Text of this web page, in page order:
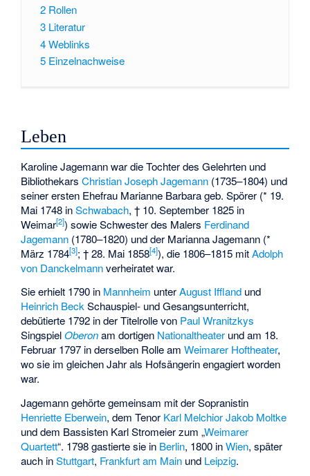
2 Rollen
3 Literatur
4Weblinks
5 Einzelnachweise
Leben
Karoline Jagemann war die Tochter des Gelehrten und
BibliothekarsChristian Joseph Jagemann (1735–1804) und
seiner ersten Ehefrau Marianne Barbara geb. Spörer (* 19.
Mai 1748 inSchwabach, † 10. September 1825 in
Weimar[2]) sowie Schwester des Malers Ferdinand
Jagemann (1780–1820) und der Marianna Jagemann (*
März 1784[3]; † 28. Mai 1858[4]), die 1806‒1815 mitAdolph
von Danckelmannverheiratet war.
Sie erhielt 1790 in Mannheim unterAugust Iffland und
Heinrich BeckSchauspiel- und Gesangsunterricht,
debütierte 1792 in der Titelrolle von Paul Wranitzkys
SingspielOberonam dortigen Nationaltheater und am 18.
Februar 1797 in derselben Rolle amWeimarer Hoftheater,
wo sie im gleichen Jahr als Hofsängerin engagiert worden
war.
Jagemann gehörte gemeinsam mit der Sopranistin
Henriette Eberwein, dem Tenor Karl Melchior Jakob Moltke
und dem Bassisten Karl Stromeierzum „Weimarer
Quartett“. 1798 gastierte sie in Berlin, 1800 inWien, später
auch inStuttgart, Frankfurt am Main und Leipzig.